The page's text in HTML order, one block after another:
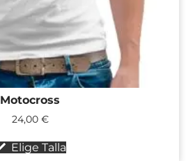
Motocross
24,00 €
Elige Talla